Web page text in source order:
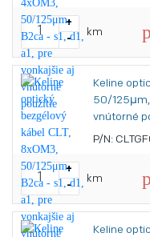
+
-
km
Keline
50/125μm,
vnútorné
P/N:
+
-
km
Keline